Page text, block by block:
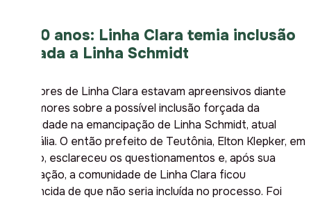
Há 30 anos: Linha Clara temia inclusão
forçada a Linha Schmidt
Moradores de Linha Clara estavam apreensivos diante
dos rumores sobre a possível inclusão forçada da
comunidade na emancipação de Linha Schmidt, atual
Westfália. O então prefeito de Teutônia, Elton Klepker, em
reunião, esclareceu os questionamentos e, após sua
explanação, a comunidade de Linha Clara ficou
convencida de que não seria incluída no processo. Foi